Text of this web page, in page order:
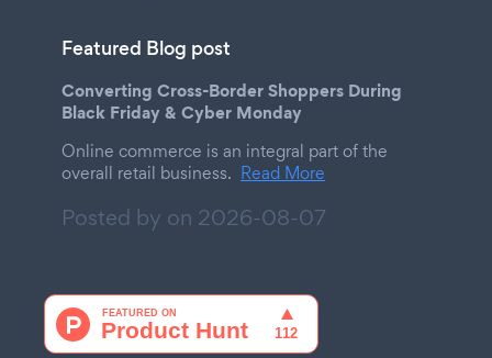
Featured Blog post
Converting Cross-Border Shoppers During
Black Friday & Cyber Monday
Online commerce is an integral part of the
overall retail business. Read More
Posted by on 2026-08-07